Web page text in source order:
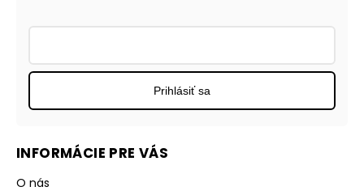
INFORMÁCIE PRE VÁS
O nás
Prihlásiť sa